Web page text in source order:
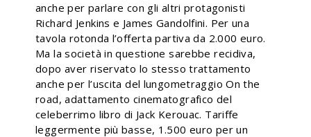
anche per parlare con gli altri protagonisti
Richard Jenkins e James Gandolfini. Per una
tavola rotonda l’offerta partiva da 2.000 euro.
Ma la società in questione sarebbe recidiva,
dopo aver riservato lo stesso trattamento
anche per l’uscita del lungometraggio On the
road, adattamento cinematografico del
celeberrimo libro di Jack Kerouac. Tariffe
leggermente più basse, 1.500 euro per un